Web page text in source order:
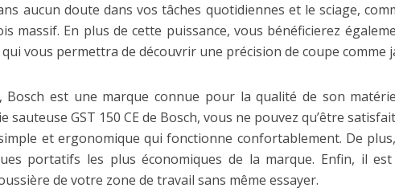
aucun doute dans vos tâches quotidiennes et le sciage,
massif. En plus de cette puissance, vous bénéficierez
qui vous permettra de découvrir une précision de coupe comme
Bosch est une marque connue pour la qualité de son
sauteuse GST 150 CE de Bosch, vous ne pouvez qu’être
et ergonomique qui fonctionne confortablement. De plus,
portatifs les plus économiques de la marque. Enfin, il
de votre zone de travail sans même essayer.